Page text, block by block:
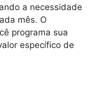
a necessidade
mês. O
programa sua
específico de